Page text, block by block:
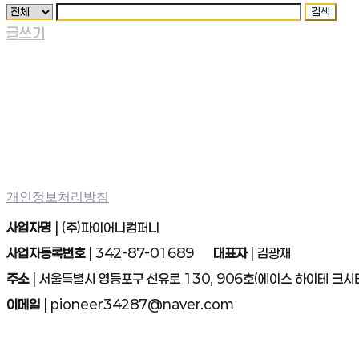
검색
글쓰기
개인정보처리방침
사업자명 | (주)파이어니컴퍼니
사업자등록번호| 342-87-01689 대표자| 김광재
주소| 서울특별시 영등포구 선유로 130, 906호(에이스 하이테 크시
이메일 | pioneer34287@naver.com